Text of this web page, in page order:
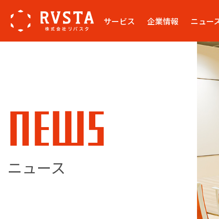
サービス 企業情報 ニュー
NEWS
ニュース